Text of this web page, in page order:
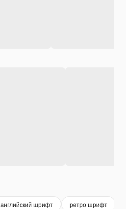
английский шрифт ретро шрифт